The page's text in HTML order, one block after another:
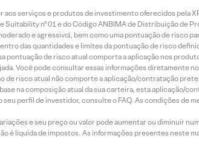
aos serviços e produtos de investimento oferecidos pela
nº 01 e do Código ANBIMA de Distribuição de
e agressivo), bem como uma pontuação de risco
das quantidades e limites da pontuação de risco
de risco atual comporta a aplicação nos
Você pode consultar essas informações diretamente
de risco atual não comporte a aplicação/contratação
na composição atual da sua carteira, esta aplicação/
perfil de investidor, consulte o FAQ. As condições de
e seu preço ou valor pode aumentar ou diminuir
é líquida de impostos. As informações presentes neste